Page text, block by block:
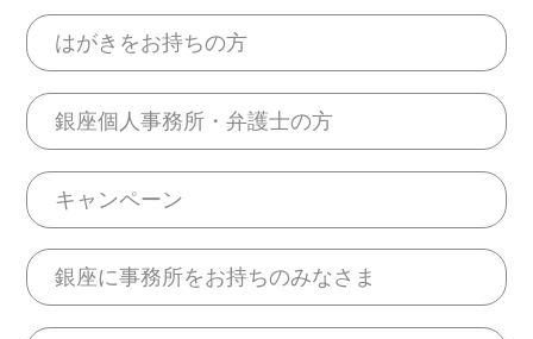
はがきをお持ちの方
銀座個人事務所・弁護士の方
キャンペーン
銀座に事務所をお持ちのみなさま